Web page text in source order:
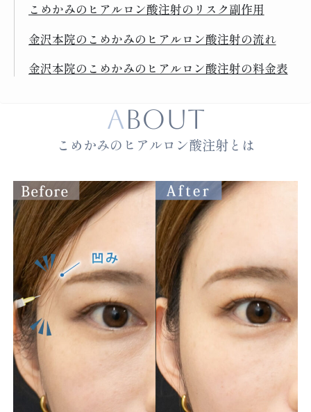
こめかみのヒアルロン酸注射のリスク副作用
金沢本院のこめかみのヒアルロン酸注射の流れ
金沢本院のこめかみのヒアルロン酸注射の料金表
ABOUT
こめかみのヒアルロン酸注射とは